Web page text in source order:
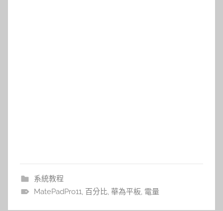
系統教程
MatePadPro11 百分比, 華為平板 電量